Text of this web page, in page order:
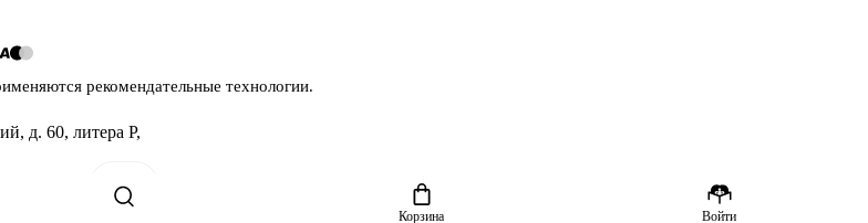
Корзина Войти
рекомендательные технологии.
д. 60, литера Р,